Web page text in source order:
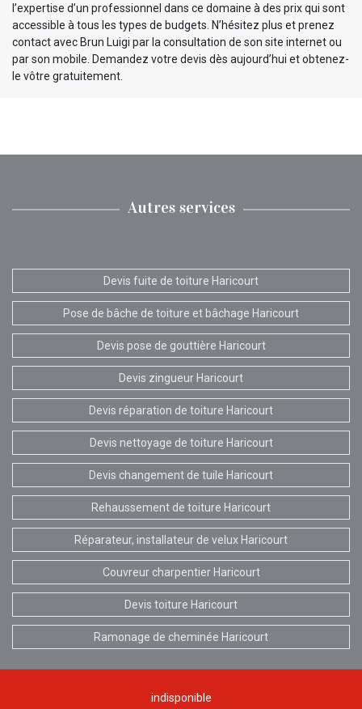
l’expertise d’un professionnel dans ce domaine à des prix qui sont
accessible à tous les types de budgets. N’hésitez plus et prenez
contact avec Brun Luigi par la consultation de son site internet ou
par son mobile. Demandez votre devis dès aujourd’hui et obtenez-
le vôtre gratuitement.
Autres services
Devis fuite de toiture Haricourt
Pose de bâche de toiture et bâchage Haricourt
Devis pose de gouttière Haricourt
Devis zingueur Haricourt
Devis réparation de toiture Haricourt
Devis nettoyage de toiture Haricourt
Devis changement de tuile Haricourt
Rehaussement de toiture Haricourt
Réparateur, installateur de velux Haricourt
Couvreur charpentier Haricourt
Devis toiture Haricourt
Ramonage de cheminée Haricourt
indisponible